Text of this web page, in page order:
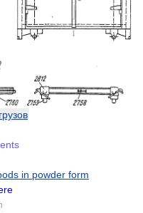
in powder form